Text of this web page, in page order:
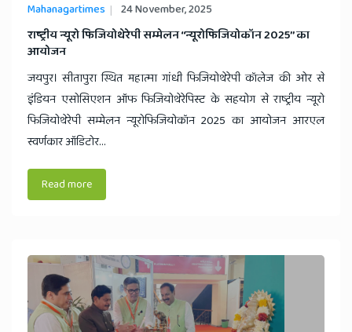
Mahanagartimes 24 November, 2025
​राष्ट्रीय न्यूरो फिजियोथेरेपी सम्मेलन ‘‘न्यूरोफिजियोकॉन 2025’’ का
आयोजन
जयपुर। सीतापुरा स्थित महात्मा गांधी फिजियोथेरेपी कॉलेज की ओर से
इंडियन एसोसिएशन ऑफ फिजियोथेरेपिस्ट के सहयोग से राष्ट्रीय न्यूरो
फिजियोथेरेपी सम्मेलन न्यूरोफिजियोकॉन 2025 का आयोजन आरएल
स्वर्णकार ऑडिटोर...
Read more